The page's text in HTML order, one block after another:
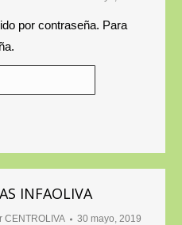
por contraseña. Para
INFAOLIVA
CENTROLIVA 30 mayo, 2019